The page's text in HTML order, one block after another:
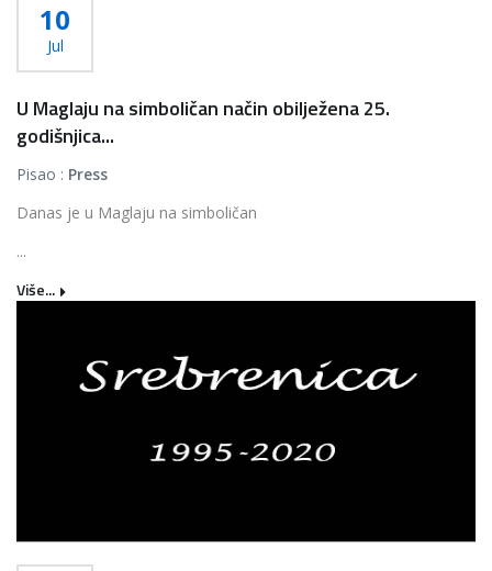
10
Jul
U Maglaju na simboličan način obilježena 25.
godišnjica...
Pisao : Press
Danas je u Maglaju na simboličan
...
Više...